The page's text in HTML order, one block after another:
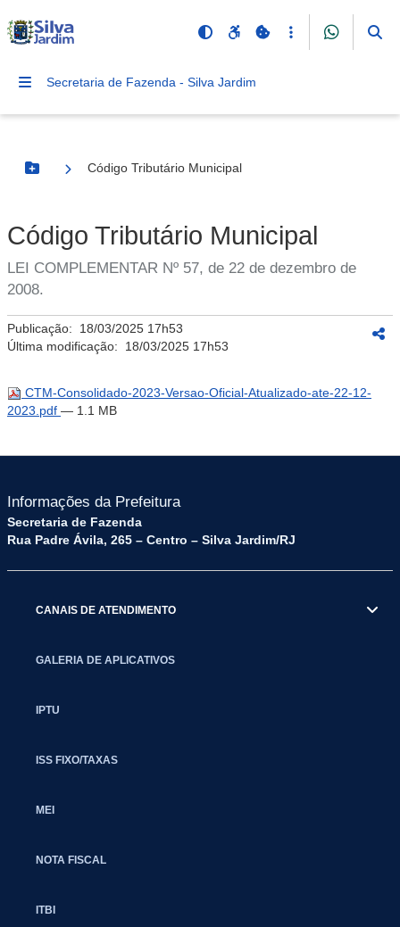
Secretaria de Fazenda - Silva Jardim
Botão Menu
Código Tributário Municipal
Código Tributário Municipal
LEI COMPLEMENTAR Nº 57, de 22 de dezembro de
2008.
Publicação: 18/03/2025 17h53
Última modificação: 18/03/2025 17h53
CTM-Consolidado-2023-Versao-Oficial-Atualizado-ate-22-12-
2023.pdf — 1.1 MB
Informações da Prefeitura
Secretaria de Fazenda
Rua Padre Ávila, 265 – Centro – Silva Jardim/RJ
CANAIS DE ATENDIMENTO
GALERIA DE APLICATIVOS
IPTU
ISS FIXO/TAXAS
MEI
NOTA FISCAL
ITBI